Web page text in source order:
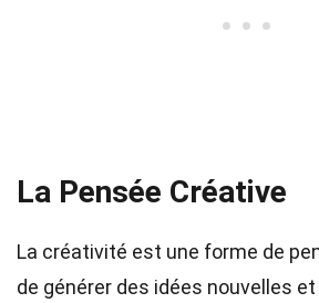
La Pensée Créative
La créativité est une forme de
de générer des idées nouvelles